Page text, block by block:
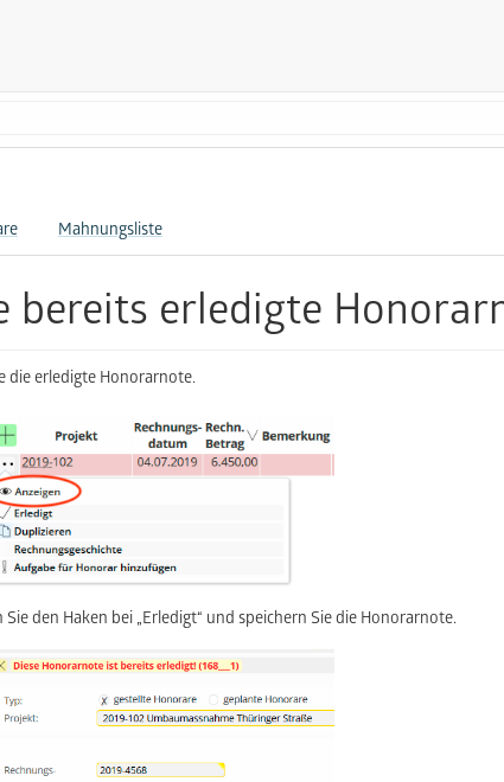
Mahnungsliste
bereits erledigte
die erledigte Honorarnote.
den Haken bei „Erledigt“ und speichern Sie die Honorarnote.